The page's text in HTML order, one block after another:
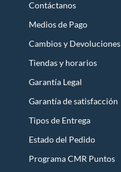
Contáctanos
Medios de Pago
Cambios y Devoluciones
Tiendas y horarios
Garantía Legal
Garantía de satisfacción
Tipos de Entrega
Estado del Pedido
Programa CMR Puntos